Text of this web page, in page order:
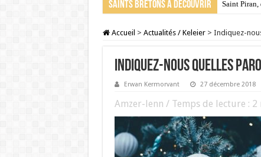
Saints bretons à découvrir Saint
Accueil > Actualités / Keleier > Indiquez-
Indiquez-nous quelles
Erwan Kermorvant 27 décembre 2018
Amzer-lenn / Temps de lecture : 2